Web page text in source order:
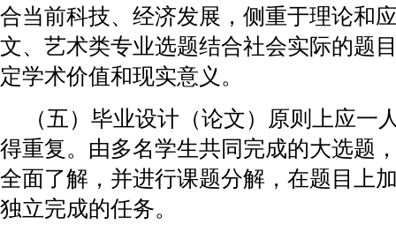
合当前科技、经济发展，侧重于理论和
文、艺术类专业选题结合社会实际的题
定学术价值和现实意义。
（五）毕业设计（论文）原则上应一
得重复。由多名学生共同完成的大选题
全面了解，并进行课题分解，在题目上
独立完成的任务。